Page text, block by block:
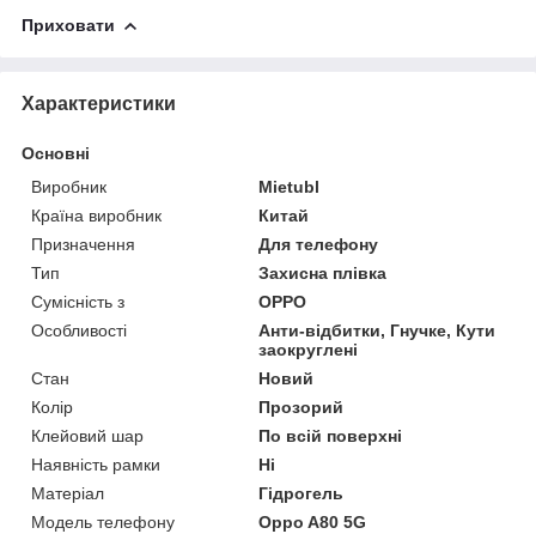
Приховати
Характеристики
Основні
Виробник
Mietubl
Країна виробник
Китай
Призначення
Для телефону
Тип
Захисна плівка
Сумісність з
OPPO
Особливості
Анти-відбитки, Гнучке, Кути
заокруглені
Стан
Новий
Колір
Прозорий
Клейовий шар
По всій поверхні
Наявність рамки
Ні
Матеріал
Гідрогель
Модель телефону
Oppo A80 5G